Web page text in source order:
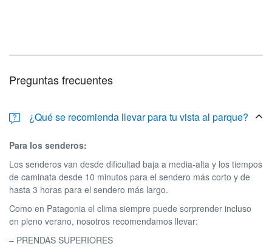
Preguntas frecuentes
¿Qué se recomienda llevar para tu vista al parque?
Para los senderos:
Los senderos van desde dificultad baja a media-alta y los tiempos
de caminata desde 10 minutos para el sendero más corto y de
hasta 3 horas para el sendero más largo.
Como en Patagonia el clima siempre puede sorprender incluso
en pleno verano, nosotros recomendamos llevar:
– PRENDAS SUPERIORES